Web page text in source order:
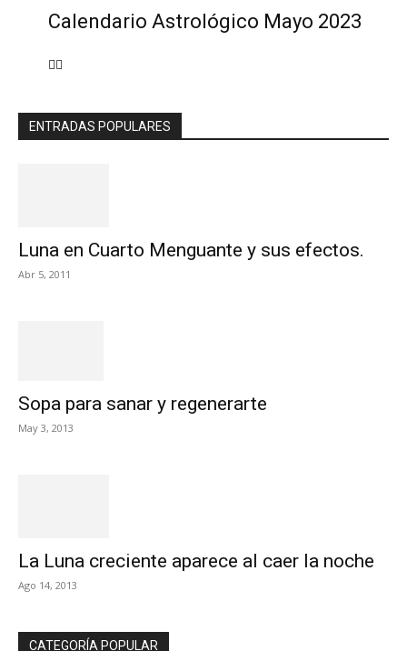
Calendario Astrológico Mayo 2023
ENTRADAS POPULARES
Luna en Cuarto Menguante y sus efectos.
Abr 5, 2011
Sopa para sanar y regenerarte
May 3, 2013
La Luna creciente aparece al caer la noche
Ago 14, 2013
CATEGORÍA POPULAR